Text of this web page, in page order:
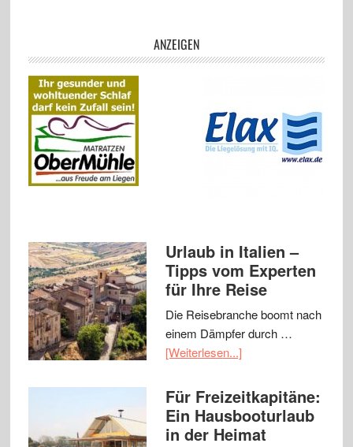
ANZEIGEN
Urlaub in Italien –
Tipps vom Experten
für Ihre Reise
Die Reisebranche boomt nach
einem Dämpfer durch …
[Weiterlesen...]
Für Freizeitkapitäne:
Ein Hausbooturlaub
in der Heimat